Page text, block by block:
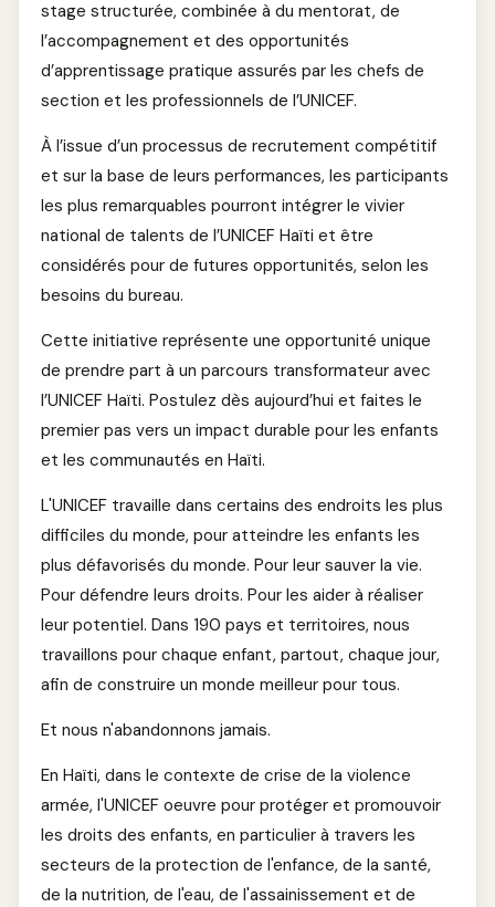
stage structurée, combinée à du mentorat, de
l’accompagnement et des opportunités
d’apprentissage pratique assurés par les chefs de
section et les professionnels de l’UNICEF.
À l’issue d’un processus de recrutement compétitif
et sur la base de leurs performances, les participants
les plus remarquables pourront intégrer le vivier
national de talents de l’UNICEF Haïti et être
considérés pour de futures opportunités, selon les
besoins du bureau.
Cette initiative représente une opportunité unique
de prendre part à un parcours transformateur avec
l’UNICEF Haïti. Postulez dès aujourd’hui et faites le
premier pas vers un impact durable pour les enfants
et les communautés en Haïti.
L'UNICEF travaille dans certains des endroits les plus
difficiles du monde, pour atteindre les enfants les
plus défavorisés du monde. Pour leur sauver la vie.
Pour défendre leurs droits. Pour les aider à réaliser
leur potentiel. Dans 190 pays et territoires, nous
travaillons pour chaque enfant, partout, chaque jour,
afin de construire un monde meilleur pour tous.
Et nous n'abandonnons jamais.
En Haïti, dans le contexte de crise de la violence
armée, l'UNICEF oeuvre pour protéger et promouvoir
les droits des enfants, en particulier à travers les
secteurs de la protection de l'enfance, de la santé,
de la nutrition, de l'eau, de l'assainissement et de